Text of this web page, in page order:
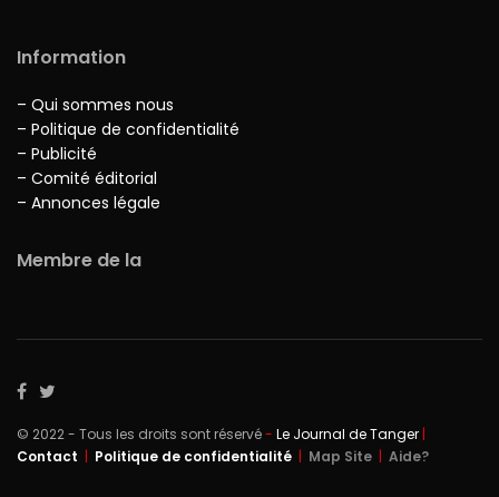
Information
– Qui sommes nous
– Politique de confidentialité
– Publicité
– Comité éditorial
– Annonces légale
Membre de la
© 2022 - Tous les droits sont réservé- Le Journal de Tanger |
Contact | Politique de confidentialité | Map Site | Aide?